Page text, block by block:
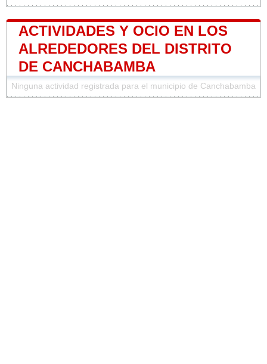
ACTIVIDADES Y OCIO EN LOS
ALREDEDORES DEL DISTRITO
DE CANCHABAMBA
Ninguna actividad registrada para el municipio de Canchabamba